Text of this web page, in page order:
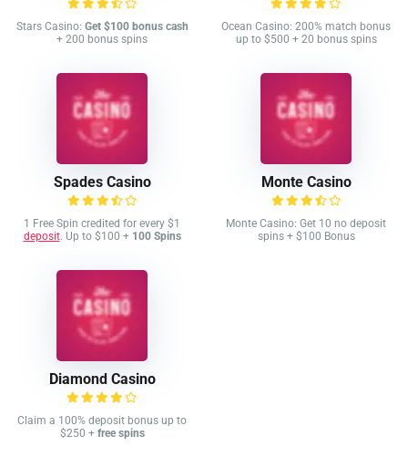
Stars Casino: Get $100 bonus cash
+ 200 bonus spins
Ocean Casino: 200% match bonus
up to $500 + 20 bonus spins
Spades Casino
1 Free Spin credited for every $1
deposit. Up to $100 + 100 Spins
Monte Casino
Monte Casino: Get 10 no deposit
spins + $100 Bonus
Diamond Casino
Claim a 100% deposit bonus up to
$250 + free spins